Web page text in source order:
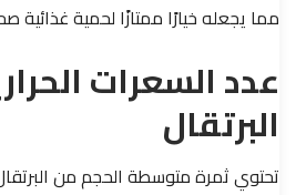
مما يجعله خيارًا ممتازًا لحمية غذائية
عدد السعرات
البرتقال